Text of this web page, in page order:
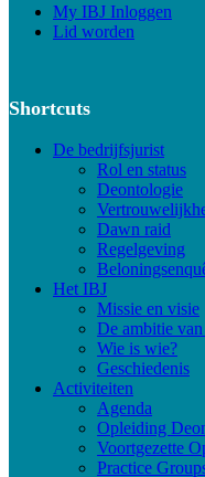
My IBJ Inloggen
Lid worden
Shortcuts
De bedrijfsjurist
Rol en status
Deontologie
Dawn raid
Regelgeving
Het IBJ
Missie en visie
De ambitie
Wie is wie?
Geschiedenis
Activiteiten
Agenda
Opleiding
Voortgezette
Practice